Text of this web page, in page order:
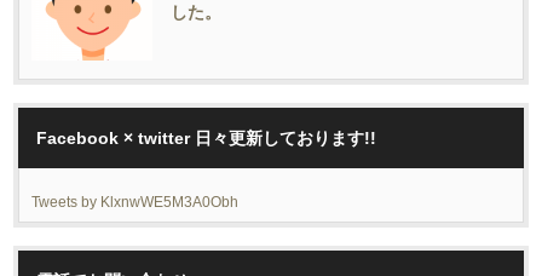
した。
Facebook × twitter 日々更新しております!!
Tweets by KlxnwWE5M3A0Obh